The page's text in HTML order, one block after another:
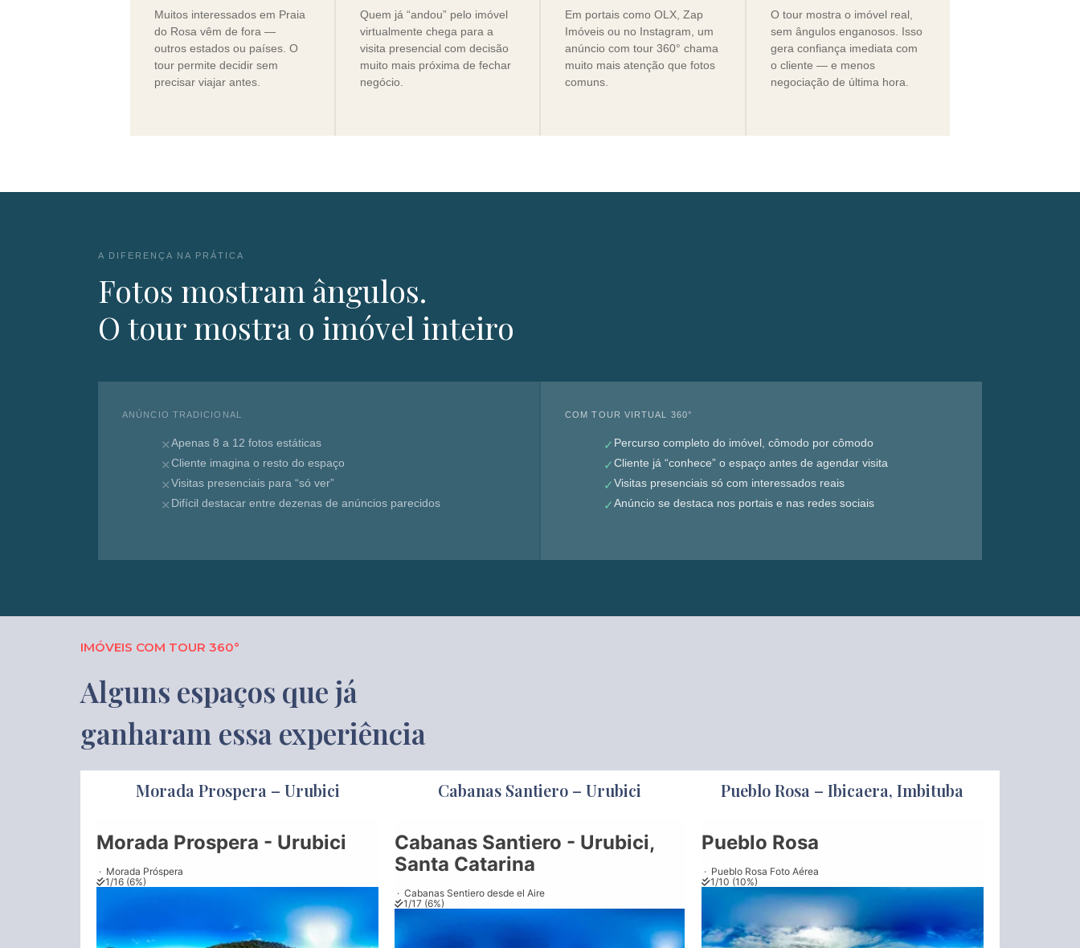
Muitos interessados em Praia
do Rosa vêm de fora —
outros estados ou países. O
tour permite decidir sem
precisar viajar antes.
Quem já “andou” pelo imóvel
virtualmente chega para a
visita presencial com decisão
muito mais próxima de fechar
negócio.
Em portais como OLX, Zap
Imóveis ou no Instagram, um
anúncio com tour 360° chama
muito mais atenção que fotos
comuns.
O tour mostra o imóvel real,
sem ângulos enganosos. Isso
gera confiança imediata com
o cliente — e menos
negociação de última hora.
A DIFERENÇA NA PRÁTICA
Fotos mostram ângulos.
O tour mostra o imóvel inteiro
ANÚNCIO TRADICIONAL
✕ Apenas 8 a 12 fotos estáticas
✕ Cliente imagina o resto do espaço
✕ Visitas presenciais para “só ver”
✕ Difícil destacar entre dezenas de anúncios parecidos
COM TOUR VIRTUAL 360°
✓ Percurso completo do imóvel, cômodo por cômodo
✓ Cliente já “conhece” o espaço antes de agendar visita
✓ Visitas presenciais só com interessados reais
✓ Anúncio se destaca nos portais e nas redes sociais
IMÓVEIS COM TOUR 360°
Alguns espaços que já
ganharam essa experiência
Morada Prospera – Urubici Cabanas Santiero – Urubici Pueblo Rosa – Ibicaera, Imbituba